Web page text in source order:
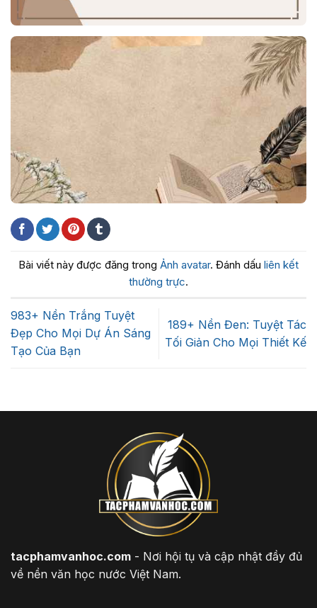
Bài viết này được đăng trong Ảnh avatar. Đánh dấu liên kết
thường trực.
983+ Nền Trắng Tuyệt
Đẹp Cho Mọi Dự Án Sáng
Tạo Của Bạn
189+ Nền Đen: Tuyệt Tác
Tối Giản Cho Mọi Thiết Kế
tacphamvanhoc.com - Nơi hội tụ và cập nhật đầy đủ
về nền văn học nước Việt Nam.